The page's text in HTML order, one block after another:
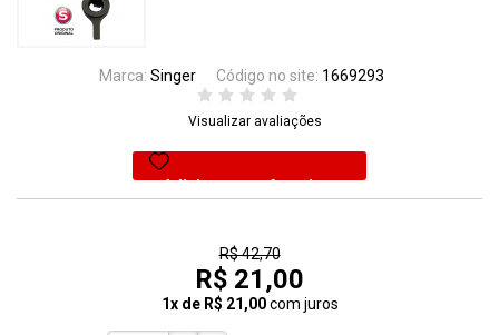
Marca: Singer Código no site: 1669293
Visualizar avaliações
Adicionar aos favoritos
R$ 42,70
R$ 21,00
1x de R$ 21,00 com juros